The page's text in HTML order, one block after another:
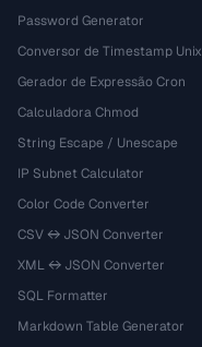
Password Generator
Conversor de Timestamp Unix
Gerador de Expressão Cron
Calculadora Chmod
String Escape / Unescape
IP Subnet Calculator
Color Code Converter
CSV ↔ JSON Converter
XML ↔ JSON Converter
SQL Formatter
Markdown Table Generator